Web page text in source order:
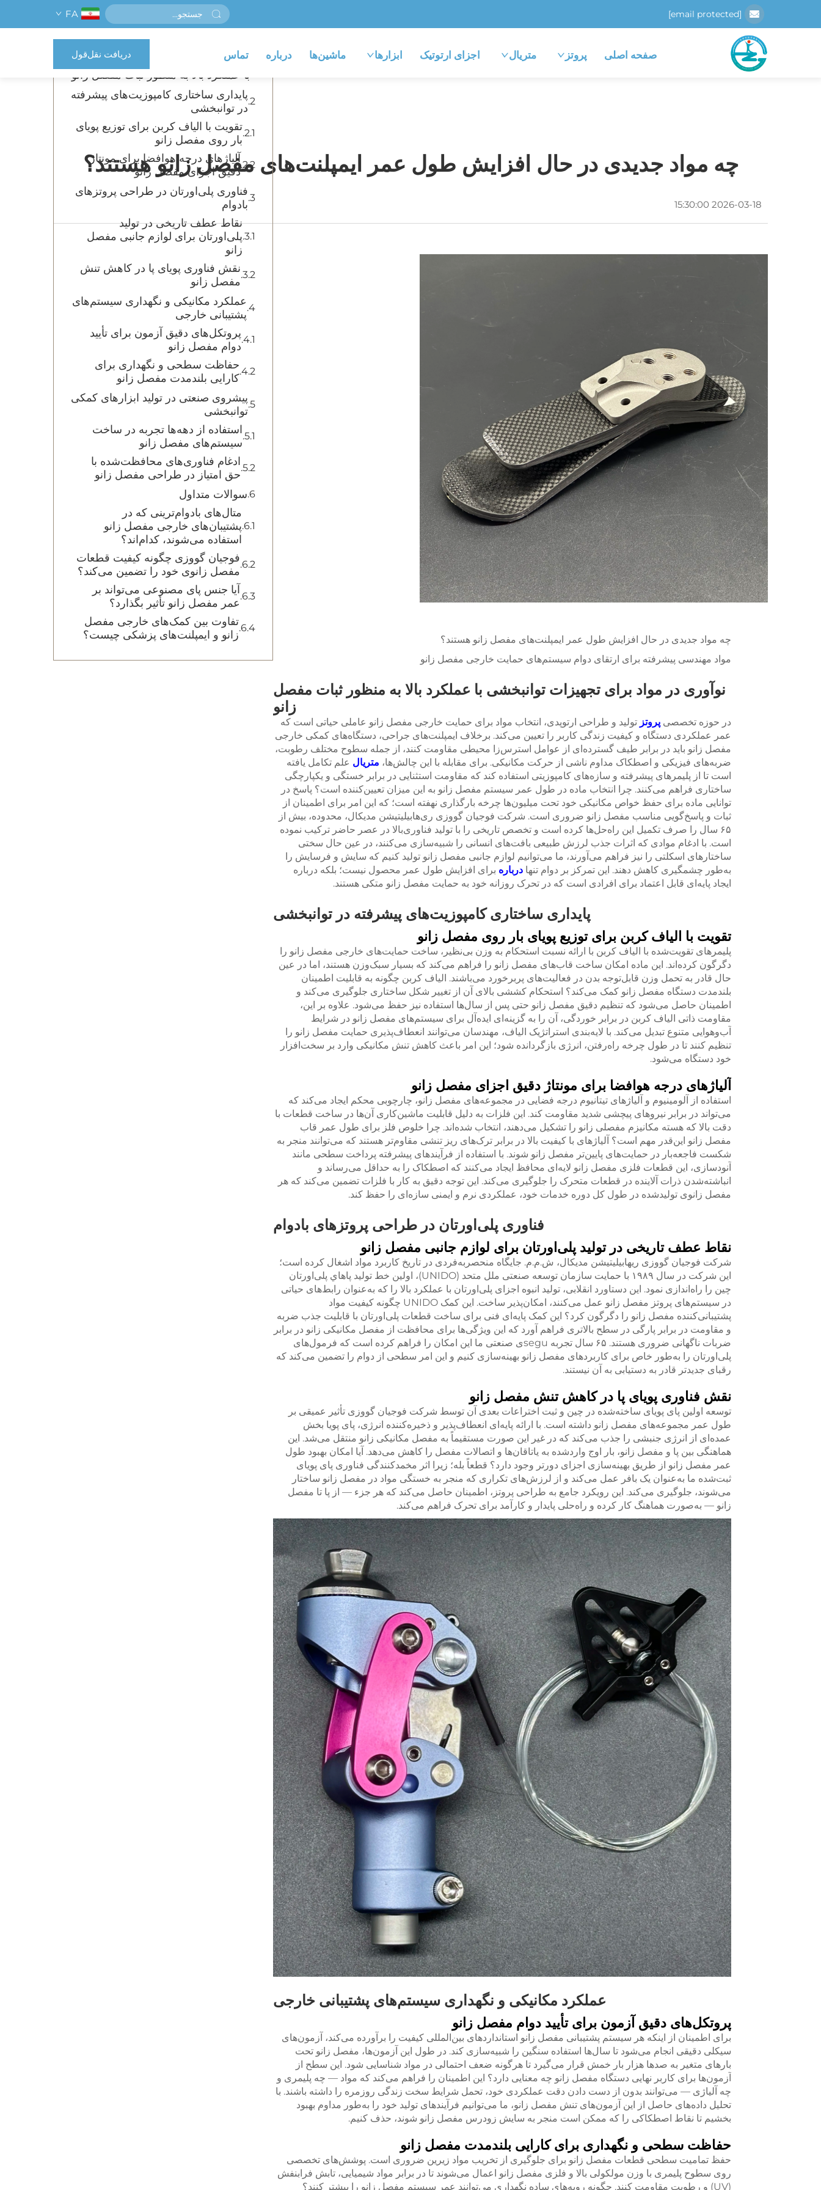
[email protected]
FA
صفحه اصلی پروتز متریال اجزای ارتوتیک ابزارها ماشین‌ها درباره تماس دریافت نقل‌قول
چه مواد جدیدی در حال افزایش طول عمر ایمپلنت‌های مفصل زانو هستند؟
2026-03-18 15:30:00
چه مواد جدیدی در حال افزایش طول عمر ایمپلنت‌های مفصل زانو هستند؟
مواد مهندسی پیشرفته برای ارتقای دوام سیستم‌های حمایت خارجی مفصل زانو
نوآوری در مواد برای تجهیزات توانبخشی با عملکرد بالا به منظور ثبات مفصل
زانو
در حوزه تخصصی پروتز تولید و طراحی ارتوپدی، انتخاب مواد برای حمایت خارجی مفصل زانو عاملی حیاتی است که
عمر عملکردی دستگاه و کیفیت زندگی کاربر را تعیین می‌کند. برخلاف ایمپلنت‌های جراحی، دستگاه‌های کمکی خارجی
مفصل زانو باید در برابر طیف گسترده‌ای از عوامل استرس‌زا محیطی مقاومت کنند، از جمله سطوح مختلف رطوبت،
ضربه‌های فیزیکی و اصطکاک مداوم ناشی از حرکت مکانیکی. برای مقابله با این چالش‌ها، متریال علم تکامل یافته
است تا از پلیمرهای پیشرفته و سازه‌های کامپوزیتی استفاده کند که مقاومت استثنایی در برابر خستگی و یکپارچگی
ساختاری فراهم می‌کنند. چرا انتخاب ماده در طول عمر سیستم مفصل زانو به این میزان تعیین‌کننده است؟ پاسخ در
توانایی ماده برای حفظ خواص مکانیکی خود تحت میلیون‌ها چرخه بارگذاری نهفته است؛ که این امر برای اطمینان از
ثبات و پاسخ‌گویی مناسب مفصل زانو ضروری است. شرکت فوجیان گووزی ری‌هابیلیتیشن مدیکال، محدوده، بیش از
۶۵ سال را صرف تکمیل این راه‌حل‌ها کرده است و تخصص تاریخی را با تولید فناوری‌بالا در عصر حاضر ترکیب نموده
است. با ادغام موادی که اثرات جذب لرزش طبیعی بافت‌های انسانی را شبیه‌سازی می‌کنند، در عین حال سختی
ساختارهای اسکلتی را نیز فراهم می‌آورند، ما می‌توانیم لوازم جانبی مفصل زانو تولید کنیم که سایش و فرسایش را
به‌طور چشمگیری کاهش دهند. این تمرکز بر دوام تنها درباره برای افزایش طول عمر محصول نیست؛ بلکه درباره
ایجاد پایه‌ای قابل اعتماد برای افرادی است که در تحرک روزانه خود به حمایت مفصل زانو متکی هستند.
پایداری ساختاری کامپوزیت‌های پیشرفته در توانبخشی
تقویت با الیاف کربن برای توزیع پویای بار روی مفصل زانو
پلیمرهای تقویت‌شده با الیاف کربن با ارائه نسبت استحکام به وزن بی‌نظیر، ساخت حمایت‌های خارجی مفصل زانو را
دگرگون کرده‌اند. این ماده امکان ساخت قاب‌های مفصل زانو را فراهم می‌کند که بسیار سبک‌وزن هستند، اما در عین
حال قادر به تحمل وزن قابل‌توجه بدن در فعالیت‌های پربرخورد می‌باشند. الیاف کربن چگونه به قابلیت اطمینان
بلندمدت دستگاه مفصل زانو کمک می‌کند؟ استحکام کششی بالای آن از تغییر شکل ساختاری جلوگیری می‌کند و
اطمینان حاصل می‌شود که تنظیم دقیق مفصل زانو حتی پس از سال‌ها استفاده نیز حفظ می‌شود. علاوه بر این،
مقاومت ذاتی الیاف کربن در برابر خوردگی، آن را به گزینه‌ای ایده‌آل برای سیستم‌های مفصل زانو در شرایط
آب‌وهوایی متنوع تبدیل می‌کند. با لایه‌بندی استراتژیک الیاف، مهندسان می‌توانند انعطاف‌پذیری حمایت مفصل زانو را
تنظیم کنند تا در طول چرخه راه‌رفتن، انرژی بازگردانده شود؛ این امر باعث کاهش تنش مکانیکی وارد بر سخت‌افزار
خود دستگاه می‌شود.
آلیاژهای درجه هوافضا برای مونتاژ دقیق اجزای مفصل زانو
استفاده از آلومینیوم و آلیاژهای تیتانیوم درجه فضایی در مجموعه‌های مفصل زانو، چارچوبی محکم ایجاد می‌کند که
می‌تواند در برابر نیروهای پیچشی شدید مقاومت کند. این فلزات به دلیل قابلیت ماشین‌کاری آن‌ها در ساخت قطعات با
دقت بالا که هسته مکانیزم مفصلی زانو را تشکیل می‌دهند، انتخاب شده‌اند. چرا خلوص فلز برای طول عمر قاب
مفصل زانو این‌قدر مهم است؟ آلیاژهای با کیفیت بالا در برابر ترک‌های ریز تنشی مقاوم‌تر هستند که می‌توانند منجر به
شکست فاجعه‌بار در حمایت‌های پایین‌تر مفصل زانو شوند. با استفاده از فرآیندهای پیشرفته پرداخت سطحی مانند
آنودسازی، این قطعات فلزی مفصل زانو لایه‌ای محافظ ایجاد می‌کنند که اصطکاک را به حداقل می‌رساند و
انباشته‌شدن ذرات آلاینده در قطعات متحرک را جلوگیری می‌کند. این توجه دقیق به کار با فلزات تضمین می‌کند که هر
مفصل زانوی تولیدشده در طول کل دوره خدمات خود، عملکردی نرم و ایمنی سازه‌ای را حفظ کند.
فناوری پلی‌اورتان در طراحی پروتزهای بادوام
نقاط عطف تاریخی در تولید پلی‌اورتان برای لوازم جانبی مفصل زانو
شرکت فوجیان گووزی ریهابیلیتیشن مدیکال، ش.م.م. جایگاه منحصربه‌فردی در تاریخ کاربرد مواد اشغال کرده است؛
این شرکت در سال ۱۹۸۹ با حمایت سازمان توسعه صنعتی ملل متحد (UNIDO)، اولین خط تولید پاهاي پلی‌اورتان
چین را راه‌اندازی نمود. این دستاورد انقلابی، تولید انبوه اجزای پلی‌اورتان با عملکرد بالا را که به‌عنوان رابط‌های حیاتی
در سیستم‌های پروتز مفصل زانو عمل می‌کنند، امکان‌پذیر ساخت. این کمک UNIDO چگونه کیفیت مواد
پشتیبانی‌کننده مفصل زانو را دگرگون کرد؟ این کمک پایه‌ای فنی برای ساخت قطعات پلی‌اورتان با قابلیت جذب ضربه
و مقاومت در برابر پارگی در سطح بالاتری فراهم آورد که این ویژگی‌ها برای محافظت از مفصل مکانیکی زانو در برابر
ضربات ناگهانی ضروری هستند. ۶۵ سال تجربه seguی صنعتی ما این امکان را فراهم کرده است که فرمول‌های
پلی‌اورتان را به‌طور خاص برای کاربردهای مفصل زانو بهینه‌سازی کنیم و این امر سطحی از دوام را تضمین می‌کند که
رقبای جدیدتر قادر به دستیابی به آن نیستند.
نقش فناوری پویای پا در کاهش تنش مفصل زانو
توسعه اولین پای پویای ساخته‌شده در چین و ثبت اختراعات بعدی آن توسط شرکت فوجیان گووزی تأثیر عمیقی بر
طول عمر مجموعه‌های مفصل زانو داشته است. با ارائه پایه‌ای انعطاف‌پذیر و ذخیره‌کننده انرژی، پای پویا بخش
عمده‌ای از انرژی جنبشی را جذب می‌کند که در غیر این صورت مستقیماً به مفصل مکانیکی زانو منتقل می‌شد. این
هماهنگی بین پا و مفصل زانو، بار اوج واردشده به یاتاقان‌ها و اتصالات مفصل را کاهش می‌دهد. آیا امکان بهبود طول
عمر مفصل زانو از طریق بهینه‌سازی اجزای دورتر وجود دارد؟ قطعاً بله؛ زیرا اثر مخمدکنندگی فناوری پای پویای
ثبت‌شده ما به‌عنوان یک بافر عمل می‌کند و از لرزش‌های تکراری که منجر به خستگی مواد در مفصل زانو ساختار
می‌شوند، جلوگیری می‌کند. این رویکرد جامع به طراحی پروتز، اطمینان حاصل می‌کند که هر جزء — از پا تا مفصل
زانو — به‌صورت هماهنگ کار کرده و راه‌حلی پایدار و کارآمد برای تحرک فراهم می‌کند.
عملکرد مکانیکی و نگهداری سیستم‌های پشتیبانی خارجی
پروتکل‌های دقیق آزمون برای تأیید دوام مفصل زانو
برای اطمینان از اینکه هر سیستم پشتیبانی مفصل زانو استانداردهای بین‌المللی کیفیت را برآورده می‌کند، آزمون‌های
سیکلی دقیقی انجام می‌شود تا سال‌ها استفاده سنگین را شبیه‌سازی کند. در طول این آزمون‌ها، مفصل زانو تحت
بارهای متغیر به صدها هزار بار خمش قرار می‌گیرد تا هرگونه ضعف احتمالی در مواد شناسایی شود. این سطح از
آزمون‌ها برای کاربر نهایی دستگاه مفصل زانو چه معنایی دارد؟ این اطمینان را فراهم می‌کند که مواد — چه پلیمری و
چه آلیاژی — می‌توانند بدون از دست دادن دقت عملکردی خود، تحمل شرایط سخت زندگی روزمره را داشته باشند. با
تحلیل داده‌های حاصل از این آزمون‌های تنش مفصل زانو، ما می‌توانیم فرآیندهای تولید خود را به‌طور مداوم بهبود
بخشیم تا نقاط اصطکاکی را که ممکن است منجر به سایش زودرس مفصل زانو شوند، حذف کنیم.
حفاظت سطحی و نگهداری برای کارایی بلندمدت مفصل زانو
حفظ تمامیت سطحی قطعات مفصل زانو برای جلوگیری از تخریب مواد زیرین ضروری است. پوشش‌های تخصصی
روی سطوح پلیمری با وزن مولکولی بالا و فلزی مفصل زانو اعمال می‌شوند تا در برابر مواد شیمیایی، تابش فرابنفش
(UV) و رطوبت مقاومت کنند. چگونه رویه‌های ساده نگهداری می‌توانند عمر سیستم مفصل زانو را بیشتر کنند؟
فهرست مطالب
نوآوری در مواد برای تجهیزات توانبخشی
با عملکرد بالا به منظور ثبات مفصل زانو
پایداری ساختاری کامپوزیت‌های پیشرفته
در توانبخشی
تقویت با الیاف کربن برای توزیع پویای
بار روی مفصل زانو
آلیاژهای درجه هوافضا برای مونتاژ
دقیق اجزای مفصل زانو
فناوری پلی‌اورتان در طراحی پروتزهای
بادوام
نقاط عطف تاریخی در تولید
پلی‌اورتان برای لوازم جانبی مفصل
زانو
نقش فناوری پویای پا در کاهش تنش
مفصل زانو
عملکرد مکانیکی و نگهداری سیستم‌های
پشتیبانی خارجی
پروتکل‌های دقیق آزمون برای تأیید
دوام مفصل زانو
حفاظت سطحی و نگهداری برای
کارایی بلندمدت مفصل زانو
پیشروی صنعتی در تولید ابزارهای کمکی
توانبخشی
استفاده از دهه‌ها تجربه در ساخت
سیستم‌های مفصل زانو
ادغام فناوری‌های محافظت‌شده با
حق امتیاز در طراحی مفصل زانو
سوالات متداول
متال‌های بادوام‌ترینی که در
پشتیبان‌های خارجی مفصل زانو
استفاده می‌شوند، کدام‌اند؟
فوجیان گووزی چگونه کیفیت قطعات
مفصل زانوی خود را تضمین می‌کند؟
آیا جنس پای مصنوعی می‌تواند بر
عمر مفصل زانو تأثیر بگذارد؟
تفاوت بین کمک‌های خارجی مفصل
زانو و ایمپلنت‌های پزشکی چیست؟